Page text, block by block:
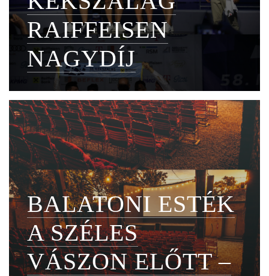
RAIFFEISEN
NAGYDÍJ
BALATONI ESTÉK
A SZÉLES
VÁSZON ELŐTT –